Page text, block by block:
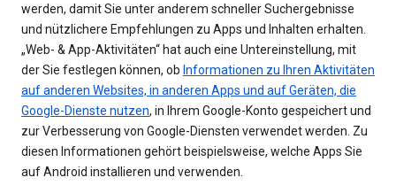
werden, damit Sie unter anderem schneller Suchergebnisse
und nützlichere Empfehlungen zu Apps und Inhalten erhalten.
„Web- & App-Aktivitäten“ hat auch eine Untereinstellung, mit
der Sie festlegen können, ob Informationen zu Ihren Aktivitäten
auf anderen Websites, in anderen Apps und auf Geräten, die
Google-Dienste nutzen, in Ihrem Google-Konto gespeichert und
zur Verbesserung von Google-Diensten verwendet werden. Zu
diesen Informationen gehört beispielsweise, welche Apps Sie
auf Android installieren und verwenden.